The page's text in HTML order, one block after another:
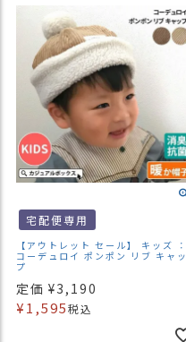
宅配便専用
【アウトレット セール】 キッズ ：
コーデュロイ ポンポン リブ キャッ
プ
定価 ¥3,190
¥1,595税込